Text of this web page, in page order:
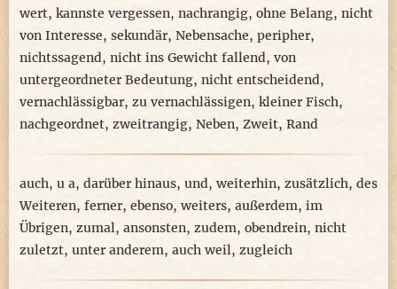
wert, kannste vergessen, nachrangig, ohne Belang, nicht
von Interesse, sekundär, Nebensache, peripher,
nichtssagend, nicht ins Gewicht fallend, von
untergeordneter Bedeutung, nicht entscheidend,
vernachlässigbar, zu vernachlässigen, kleiner Fisch,
nachgeordnet, zweitrangig, Neben, Zweit, Rand
auch, u a, darüber hinaus, und, weiterhin, zusätzlich, des
Weiteren, ferner, ebenso, weiters, außerdem, im
Übrigen, zumal, ansonsten, zudem, obendrein, nicht
zuletzt, unter anderem, auch weil, zugleich